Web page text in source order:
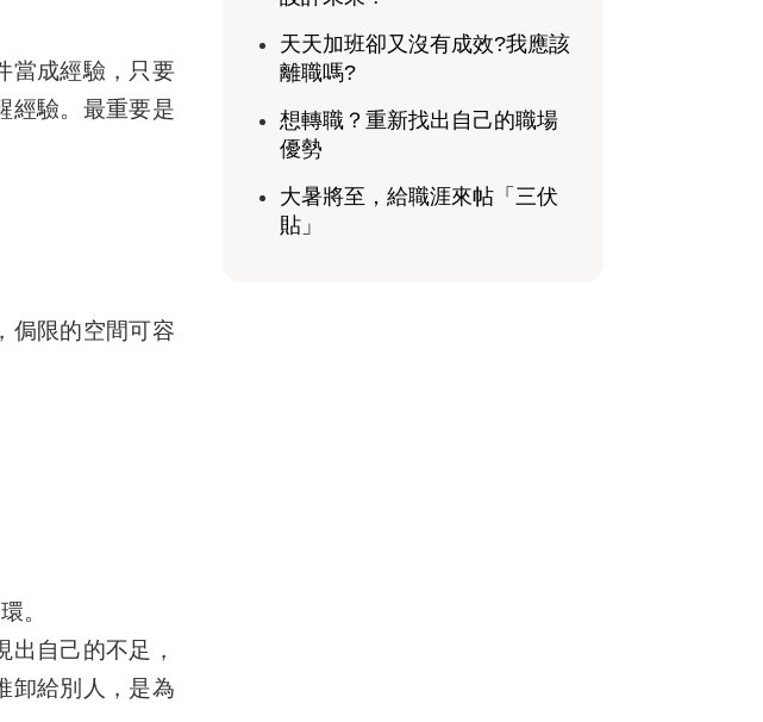
當成經驗，只要
經驗。最重要是
侷限的空間可容
。
自己的不足，
卸給別人，是為
天天加班卻又沒有成效?我應該
離職嗎?
想轉職？重新找出自己的職場
優勢
大暑將至，給職涯來帖「三伏
貼」